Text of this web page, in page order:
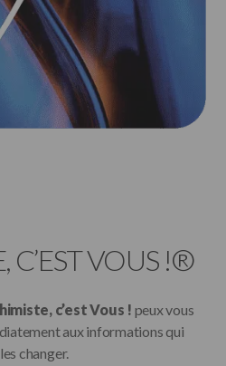
C’EST VOUS !®
c’est Vous ! peux vous
aux informations qui
changer.